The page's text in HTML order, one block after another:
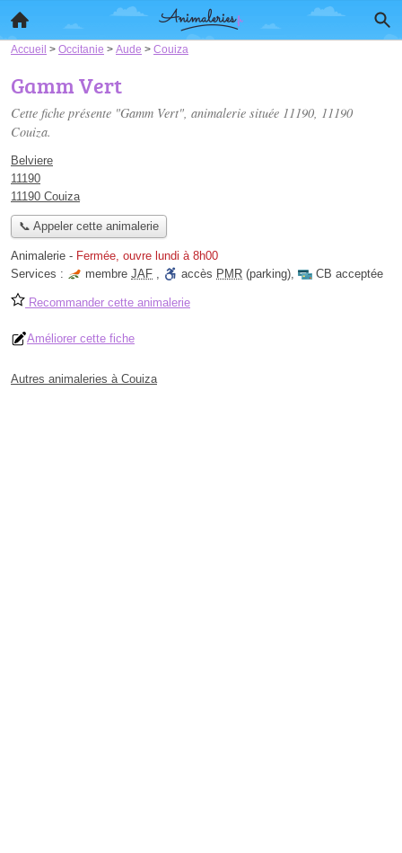
Accueil > Occitanie > Aude > Couiza
Gamm Vert
Cette fiche présente "Gamm Vert", animalerie située 11190, 11190
Couiza.
Belviere
11190
11190 Couiza
📞 Appeler cette animalerie
Animalerie - Fermée, ouvre lundi à 8h00
Services :
membre JAF , accès PMR (parking), CB acceptée
Recommander cette animalerie
Améliorer cette fiche
Autres animaleries à Couiza